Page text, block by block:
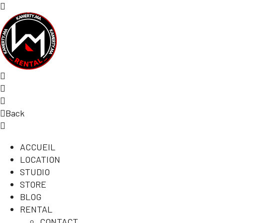
Back
ACCUEIL
LOCATION
STUDIO
STORE
BLOG
RENTAL